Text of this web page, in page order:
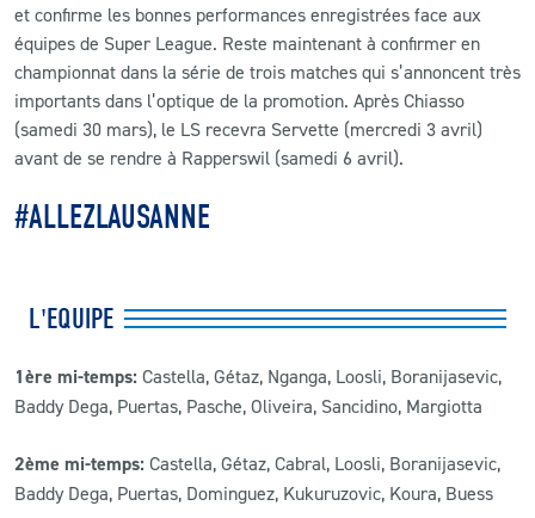
LS ACADEMY CAMPS
MATCH DES CELEBRITES
PRESSE ET MEDIAS
et confirme les bonnes performances enregistrées face aux
équipes de Super League. Reste maintenant à confirmer en
championnat dans la série de trois matches qui s’annoncent très
importants dans l’optique de la promotion. Après Chiasso
(samedi 30 mars), le LS recevra Servette (mercredi 3 avril)
avant de se rendre à Rapperswil (samedi 6 avril).
#ALLEZLAUSANNE
L'EQUIPE
1ère mi-temps: Castella, Gétaz, Nganga, Loosli, Boranijasevic,
Baddy Dega, Puertas, Pasche, Oliveira, Sancidino, Margiotta
2ème mi-temps: Castella, Gétaz, Cabral, Loosli, Boranijasevic,
Baddy Dega, Puertas, Dominguez, Kukuruzovic, Koura, Buess